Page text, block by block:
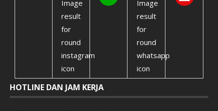
HOTLINE DAN JAM KERJA